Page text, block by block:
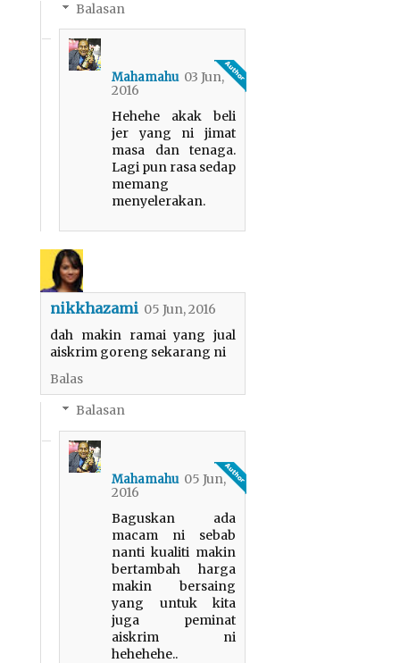
Balasan
Mahamahu 03 Jun,
2016
Hehehe akak beli
jer yang ni jimat
masa dan tenaga.
Lagi pun rasa sedap
memang
menyelerakan.
nikkhazami 05 Jun, 2016
dah makin ramai yang jual
aiskrim goreng sekarang ni
Balas
Balasan
Mahamahu 05 Jun,
2016
Baguskan ada
macam ni sebab
nanti kualiti makin
bertambah harga
makin bersaing
yang untuk kita
juga peminat
aiskrim ni
hehehehe..